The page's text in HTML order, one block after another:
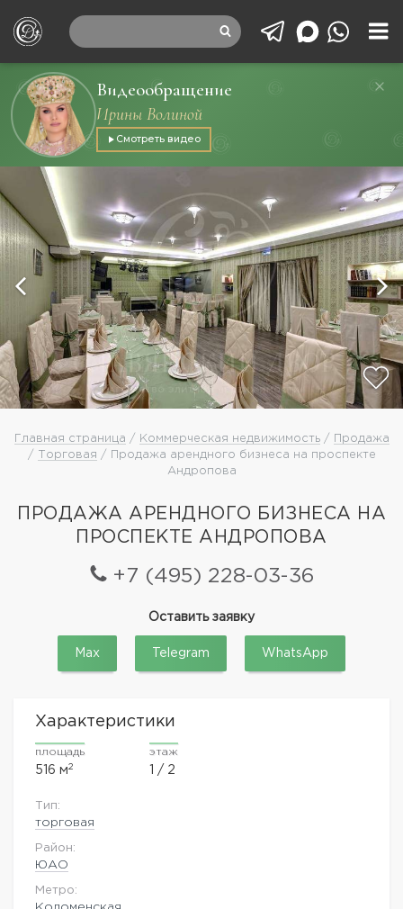
Видеообращение
Ирины Волиной
Смотреть видео
Главная страница / Коммерческая недвижимость/
Продажа
/
Торговая / Продажа арендного бизнеса на проспекте
Андропова
ПРОДАЖА АРЕНДНОГО БИЗНЕСА НА
ПРОСПЕКТЕ АНДРОПОВА
+7 (495) 228-03-36
Оставить заявку
Max Telegram WhatsApp
Характеристики
площадь
516 м2
этаж
1 / 2
Тип:
торговая
Район:
ЮАО
Метро: